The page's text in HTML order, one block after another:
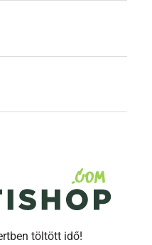
töltött idő!